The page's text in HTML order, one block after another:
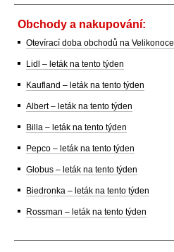
Obchody a nakupování:
Otevírací doba obchodů na Velikonoce
Lidl – leták na tento týden
Kaufland – leták na tento týden
Albert – leták na tento týden
Billa – leták na tento týden
Pepco – leták na tento týden
Globus – leták na tento týden
Biedronka – leták na tento týden
Rossman – leták na tento týden